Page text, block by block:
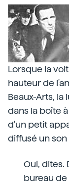
Lorsque la
hauteur de
Beaux-Arts,
dans la boîte
d'un petit
diffusé un son
Oui, dites.
bureau de